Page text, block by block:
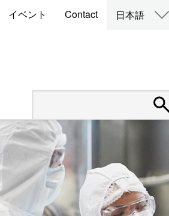
イベント Contact 日本語